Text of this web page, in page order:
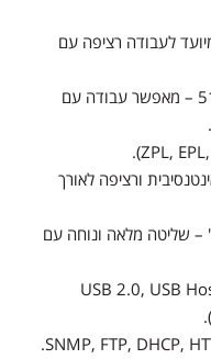
– מיועד לעבודה רציפה עם
512MB Flash, 512MB SDRAM – מאפשר עבודה עם
ורציפה לאורך
בגודל 4.3 אינץ' – שליטה מלאה ונוחה עם
USB 2.0, USB